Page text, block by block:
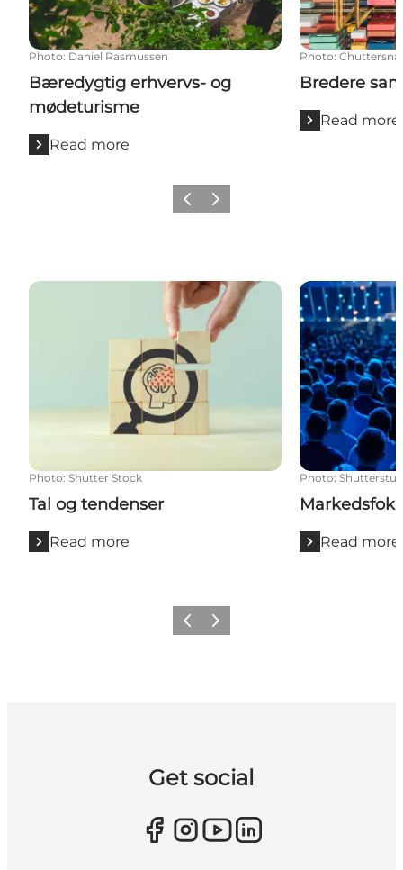
Photo: Daniel Rasmussen
Bæredygtig erhvervs- og
mødeturisme
Read more
Photo:
Bredere
Read more
Previous
Next
Tal og tendenser
Photo: Shutter Stock
Tal og tendenser
Read more
Photo:
Read more
Previous
Next
Get social